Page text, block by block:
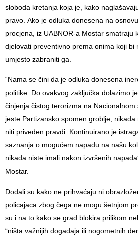
sloboda kretanja koja je, kako
pravo. Ako je odluka donesena na
procjena, iz UABNOR-a Mostar smatraju
djelovati preventivno prema onima koji bi
umjesto zabraniti ga.
“Nama se čini da je odluka donesena
politike. Do ovakvog zaključka dolazimo
činjenja čistog terorizma na Nacionalnom
jeste Partizansko spomen groblje,
niti priveden pravdi. Kontinuirano je
saznanja o mogućem napadu na našu
nikada niste imali nakon izvršenih
Mostar.
Dodali su kako ne prihvaćaju ni
policajaca zbog čega ne mogu šetnjom
su i na to kako se grad blokira prilikom
“ništa važnijih događaja ili nogometnih